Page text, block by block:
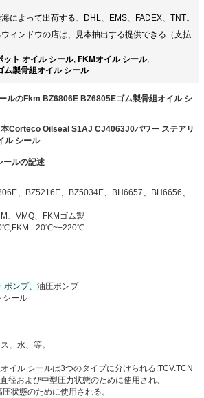
によって出荷する、DHL、EMS、FADEX、TNT。
ィンドウの店は、見本抽出する提供できる（支払
ト オイル シール, FKMオイル シール,
ム製骨組オイル シール
ルのFkm BZ6806E BZ6805Eゴム製骨組オイル シ
Corteco Oilseal S1AJ CJ4063J0パワー ステアリ
ル シール
ールの記述
、BZ5216E、BZ5034E、BH6657、BH6656、
、VMQ、FKMゴム製
20℃~+220℃
ポンプ、 油圧ポンプ
シール
、水、等。
イル シールは3つのタイプに分けられる:TCV.TCN
径および中型圧力状態のために使用され、
状態のために使用される。